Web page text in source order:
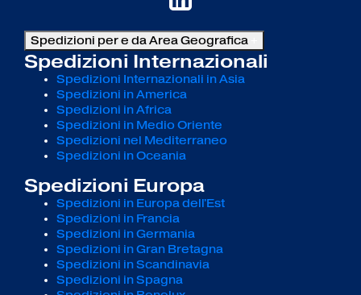
Spedizioni per e da Area Geografica
Spedizioni Internazionali
Spedizioni Internazionali in Asia
Spedizioni in America
Spedizioni in Africa
Spedizioni in Medio Oriente
Spedizioni nel Mediterraneo
Spedizioni in Oceania
Spedizioni Europa
Spedizioni in Europa dell'Est
Spedizioni in Francia
Spedizioni in Germania
Spedizioni in Gran Bretagna
Spedizioni in Scandinavia
Spedizioni in Spagna